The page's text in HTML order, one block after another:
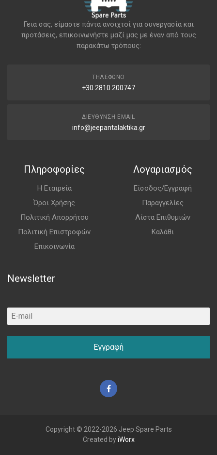
Γεια σας, είμαστε πάντα ανοιχτοί για συνεργασία και
προτάσεις, επικοινωνήστε μαζί μας με έναν από τους
παρακάτω τρόπους:
ΤΗΛΈΦΩΝΟ
+30 2810 200747
ΔΙΕΎΘΥΝΣΗ EMAIL
info@jeepantalaktika.gr
Πληροφορίες
Η Εταιρεία
Όροι Χρήσης
Πολιτική Απορρήτου
Πολιτική Επιστροφών
Επικοινωνία
Λογαριασμός
Είσοδος/Εγγραφή
Παραγγελίες
Λίστα Επιθυμιών
Καλάθι
Newsletter
Εγγραφή
Facebook
Copyright © 2022-2026 Jeep Spare Parts
Created byiWorx